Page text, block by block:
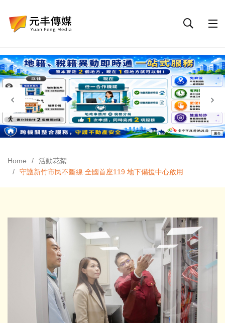
Home
活動花絮
守護新竹市民不斷線 全國首座119 地下備援中心啟用